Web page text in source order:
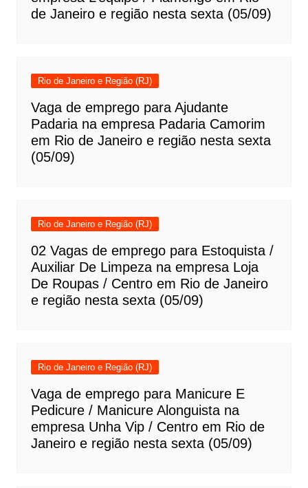
de Janeiro e região nesta sexta (05/09)
Rio de Janeiro e Região (RJ)
Vaga de emprego para Ajudante
Padaria na empresa Padaria Camorim
em Rio de Janeiro e região nesta sexta
(05/09)
Rio de Janeiro e Região (RJ)
02 Vagas de emprego para Estoquista /
Auxiliar De Limpeza na empresa Loja
De Roupas / Centro em Rio de Janeiro
e região nesta sexta (05/09)
Rio de Janeiro e Região (RJ)
Vaga de emprego para Manicure E
Pedicure / Manicure Alonguista na
empresa Unha Vip / Centro em Rio de
Janeiro e região nesta sexta (05/09)